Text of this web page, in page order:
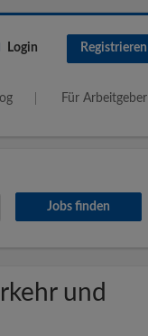
Login Registrieren
Für Arbeitgeber
und